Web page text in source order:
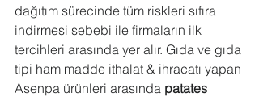
dağıtım sürecinde tüm riskleri sıfıra
indirmesi sebebi ile firmaların ilk
tercihleri arasında yer alır. Gıda ve gıda
tipi ham madde ithalat & ihracatı yapan
Asenpa ürünleri arasında patates